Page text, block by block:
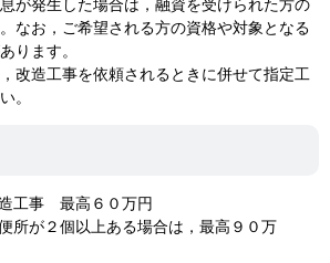
が発生した場合は，融資を受けられた方の
なお，ご希望される方の資格や対象となる
ります。
改造工事を依頼されるときに併せて指定工
。
工事 最高６０万円
所が２個以上ある場合は，最高９０万